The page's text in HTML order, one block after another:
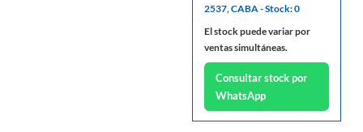
2537, CABA - Stock: 0
El stock puede variar por
ventas simultáneas.
Consultar stock por
WhatsApp